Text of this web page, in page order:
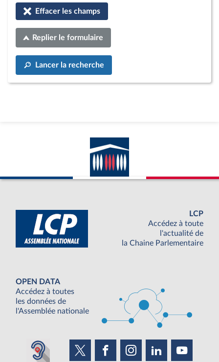
Effacer les champs
Replier le formulaire
Lancer la recherche
LCP
Accédez à toute
l'actualité de
la Chaine Parlementaire
OPEN DATA
Accédez à toutes
les données de
l'Assemblée nationale